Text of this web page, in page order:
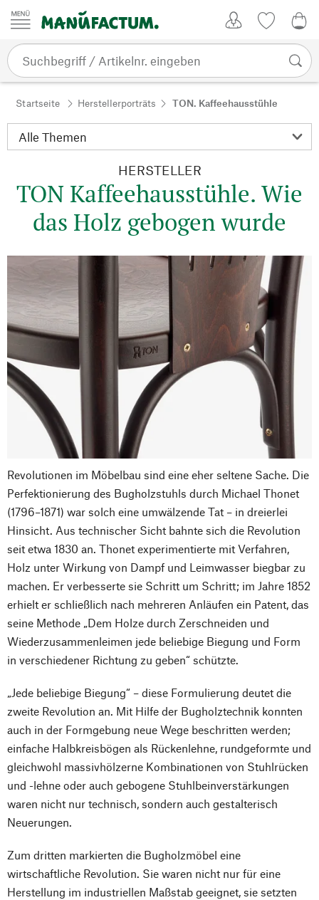
Zum Inhalt springen
Startseite Herstellerporträts TON. Kaffeehausstühle
HERSTELLER
TON Kaffeehausstühle. Wie
das Holz gebogen wurde
Revolutionen im Möbelbau sind eine eher seltene Sache. Die
Perfektionierung des Bugholzstuhls durch Michael Thonet
(1796–1871) war solch eine umwälzende Tat – in dreierlei
Hinsicht. Aus technischer Sicht bahnte sich die Revolution
seit etwa 1830 an. Thonet experimentierte mit Verfahren,
Holz unter Wirkung von Dampf und Leimwasser biegbar zu
machen. Er verbesserte sie Schritt um Schritt; im Jahre 1852
erhielt er schließlich nach mehreren Anläufen ein Patent, das
seine Methode „Dem Holze durch Zerschneiden und
Wiederzusammenleimen jede beliebige Biegung und Form
in verschiedener Richtung zu geben“ schützte.
„Jede beliebige Biegung“ – diese Formulierung deutet die
zweite Revolution an. Mit Hilfe der Bugholztechnik konnten
auch in der Formgebung neue Wege beschritten werden;
einfache Halbkreisbögen als Rückenlehne, rundgeformte und
gleichwohl massivhölzerne Kombinationen von Stuhlrücken
und -lehne oder auch gebogene Stuhlbeinverstärkungen
waren nicht nur technisch, sondern auch gestalterisch
Neuerungen.
Zum dritten markierten die Bugholzmöbel eine
wirtschaftliche Revolution. Sie waren nicht nur für eine
Herstellung im industriellen Maßstab geeignet, sie setzten